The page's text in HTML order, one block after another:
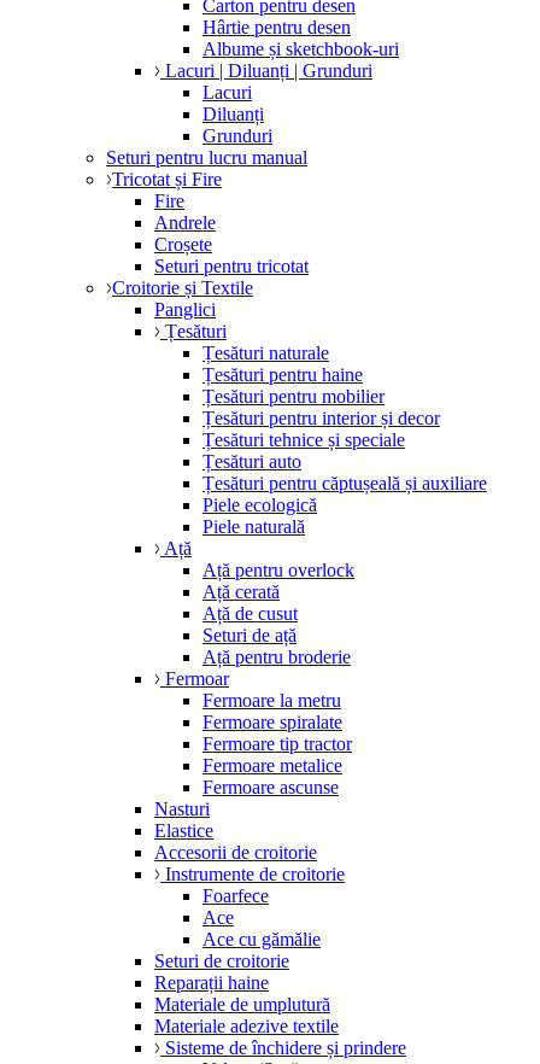
Carton pentru desen
Hârtie pentru desen
Albume și sketchbook-uri
Lacuri | Diluanți | Grunduri
Lacuri
Diluanți
Grunduri
Seturi pentru lucru manual
Tricotat și Fire
Fire
Andrele
Croșete
Seturi pentru tricotat
Croitorie și Textile
Panglici
Țesături
Țesături naturale
Țesături pentru haine
Țesături pentru mobilier
Țesături pentru interior și decor
Țesături tehnice și speciale
Țesături auto
Țesături pentru căptușeală și auxiliare
Piele ecologică
Piele naturală
Ață
Ață pentru overlock
Ață cerată
Ață de cusut
Seturi de ață
Ață pentru broderie
Fermoar
Fermoare la metru
Fermoare spiralate
Fermoare tip tractor
Fermoare metalice
Fermoare ascunse
Nasturi
Elastice
Accesorii de croitorie
Instrumente de croitorie
Foarfece
Ace
Ace cu gămălie
Seturi de croitorie
Reparații haine
Materiale de umplutură
Materiale adezive textile
Sisteme de închidere și prindere